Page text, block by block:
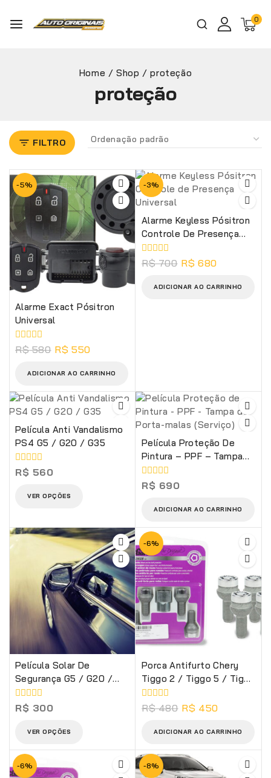
0
Home / Shop / proteção
proteção
FILTRO
-5%
Alarme Exact Pósitron
Universal
0
R$580 R$ 550
ADICIONAR AO CARRINHO
-3%
Alarme Keyless Pósitron
Controle De Presença
Universal
0
R$700 R$ 680
ADICIONAR AO CARRINHO
Película Anti Vandalismo
PS4 G5 / G20 / G35
0
R$ 560
VER OPÇÕES
Película Proteção De
Pintura – PPF – Tampa
Do Porta-Malas (Serviço)
0
R$ 690
ADICIONAR AO CARRINHO
Película Solar De
Segurança G5 / G20 /
G35
0
R$ 300
VER OPÇÕES
-6%
Porca Antifurto Chery
Tiggo 2 / Tiggo 5 / Tiggo
7 E Arrizo 5
0
R$480 R$ 450
ADICIONAR AO CARRINHO
-6% -8%